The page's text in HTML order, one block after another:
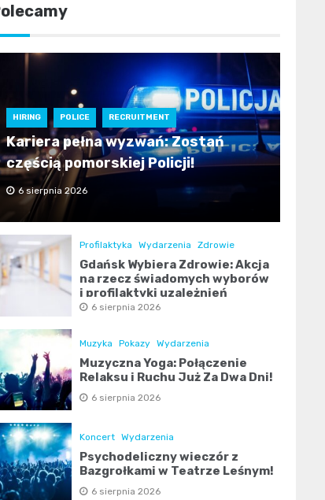
HIRING POLICE RECRUITMENT
Kariera pełna wyzwań: Zostań
częścią pomorskiej Policji!
6 sierpnia 2026
Profilaktyka Wydarzenia Zdrowie
Gdańsk Wybiera Zdrowie: Akcja
na rzecz świadomych wyborów
i profilaktyki uzależnień
6 sierpnia 2026
Muzyka Pokazy Wydarzenia
Muzyczna Yoga: Połączenie
Relaksu i Ruchu Już Za Dwa Dni!
6 sierpnia 2026
Koncert Wydarzenia
Psychodeliczny wieczór z
Bazgrołkami w Teatrze Leśnym!
6 sierpnia 2026